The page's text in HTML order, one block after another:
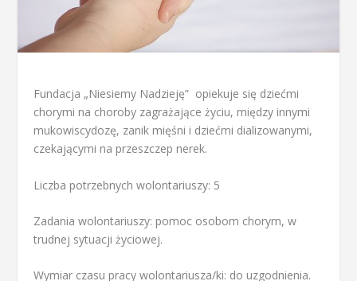
Fundacja „Niesiemy Nadzieję” opiekuje się dziećmi
chorymi na choroby zagrażające życiu, między innymi
mukowiscydozę, zanik mięśni i dziećmi dializowanymi,
czekającymi na przeszczep nerek.
Liczba potrzebnych wolontariuszy: 5
Zadania wolontariuszy: pomoc osobom chorym, w
trudnej sytuacji życiowej.
Wymiar czasu pracy wolontariusza/ki: do uzgodnienia.